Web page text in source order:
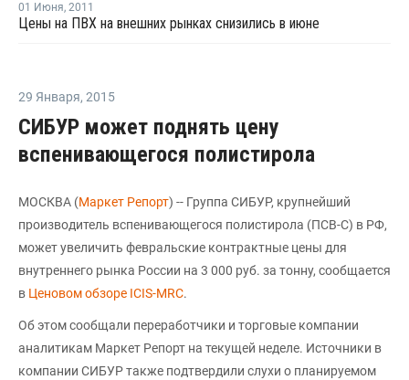
01 Июня, 2011
Цены на ПВХ на внешних рынках снизились в июне
29 Января, 2015
СИБУР может поднять цену
вспенивающегося полистирола
МОСКВА (Маркет Репорт) -- Группа СИБУР, крупнейший
производитель вспенивающегося полистирола (ПСВ-С) в РФ,
может увеличить февральские контрактные цены для
внутреннего рынка России на 3 000 руб. за тонну, сообщается
в Ценовом обзоре ICIS-MRC.
Об этом сообщали переработчики и торговые компании
аналитикам Маркет Репорт на текущей неделе. Источники в
компании СИБУР также подтвердили слухи о планируемом